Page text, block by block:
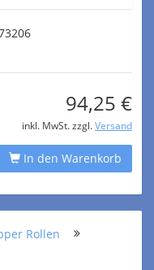
94,25 €
inkl. MwSt. zzgl. Versand
In den Warenkorb
Rollen